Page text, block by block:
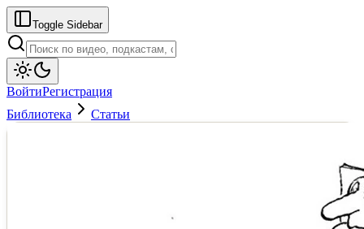
Toggle Sidebar
ВойтиРегистрация
Библиотека
Статьи